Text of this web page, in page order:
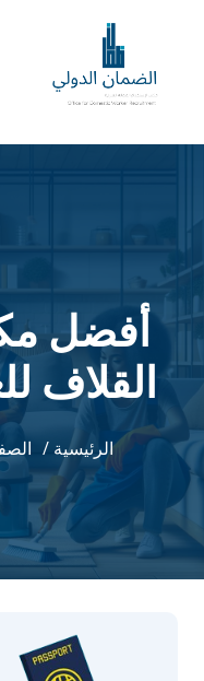
أفضل
القلاف
الرئيسية /